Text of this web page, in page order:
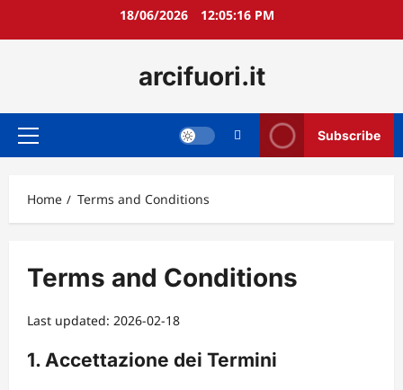
18/06/2026 12:05:17 PM
arcifuori.it
Primary
Subscribe
Home Terms and Conditions
Terms and Conditions
Last updated: 2026-02-18
1. Accettazione dei Termini